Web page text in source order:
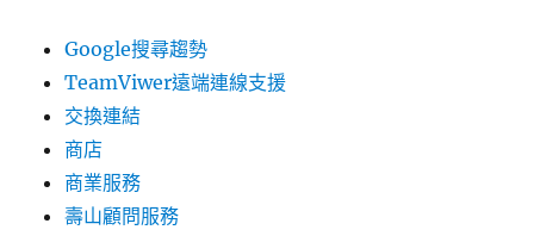
Google搜尋趨勢
TeamViwer遠端連線支援
交換連結
商店
商業服務
壽山顧問服務